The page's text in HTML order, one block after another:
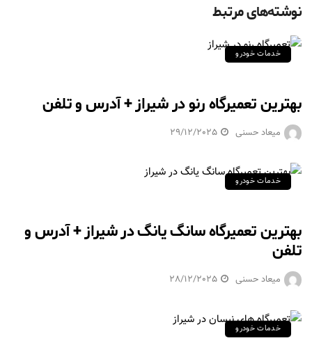
نوشته‌های مرتبط
خدمات خودرو
بهترین تعمیرگاه رنو در شیراز + آدرس و تلفن
میعاد حسنی 29/12/2025
خدمات خودرو
بهترین تعمیرگاه سانگ یانگ در شیراز + آدرس و
تلفن
میعاد حسنی 28/12/2025
خدمات خودرو